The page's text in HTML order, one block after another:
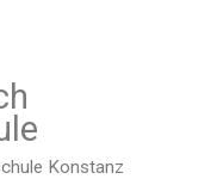
Konstanz